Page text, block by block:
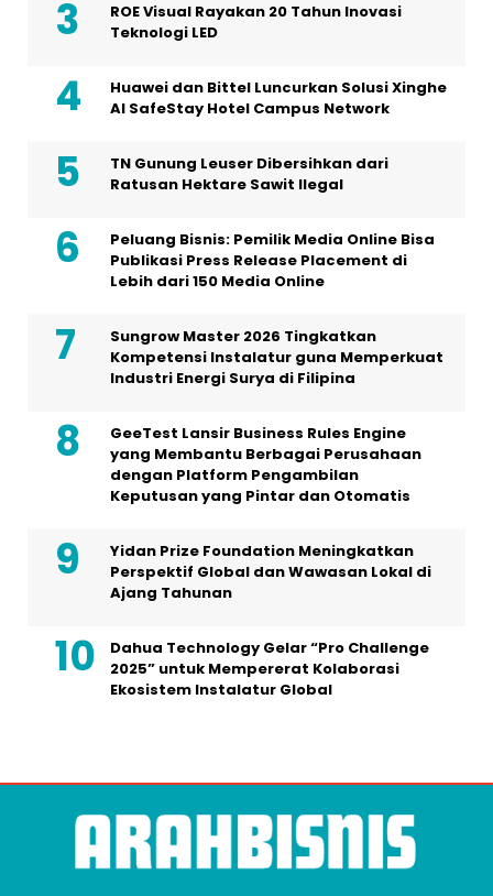
ROE Visual Rayakan 20 Tahun Inovasi
Teknologi LED
Huawei dan Bittel Luncurkan Solusi Xinghe
Al SafeStay Hotel Campus Network
TN Gunung Leuser Dibersihkan dari
Ratusan Hektare Sawit Ilegal
Peluang Bisnis: Pemilik Media Online Bisa
Publikasi Press Release Placement di
Lebih dari 150 Media Online
Sungrow Master 2026 Tingkatkan
Kompetensi Instalatur guna Memperkuat
Industri Energi Surya di Filipina
GeeTest Lansir Business Rules Engine
yang Membantu Berbagai Perusahaan
dengan Platform Pengambilan
Keputusan yang Pintar dan Otomatis
Yidan Prize Foundation Meningkatkan
Perspektif Global dan Wawasan Lokal di
Ajang Tahunan
Dahua Technology Gelar “Pro Challenge
2025” untuk Mempererat Kolaborasi
Ekosistem Instalatur Global